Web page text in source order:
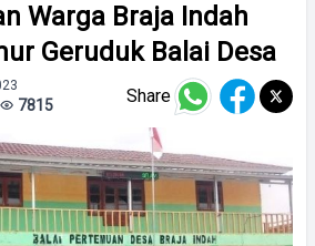
Warga Braja Indah
Geruduk Balai Desa
7815 Share